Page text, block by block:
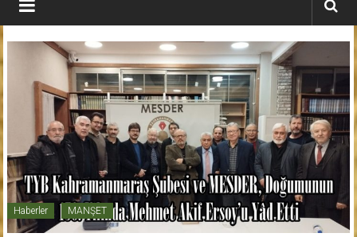
Edebiyat
Dergisi
Kahramanmaraş'ın
Edebiyat
Dergisi
Haberler MANŞET